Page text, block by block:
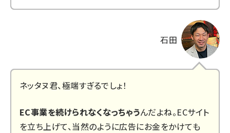
石田
ネッタヌ君、極端すぎるでしょ！
EC事業を続けられなくなっちゃうんだよね。ECサイト
を立ち上げて、当然のように広告にお金をかけても